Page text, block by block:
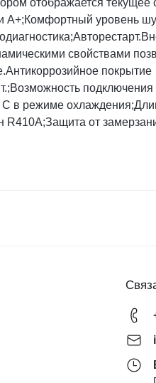
отображается текущее
А+;Комфортный уровень
свойствами
покрытие
подключения
С в режиме
от